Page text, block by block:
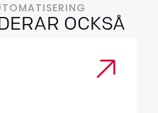
OCKSÅ